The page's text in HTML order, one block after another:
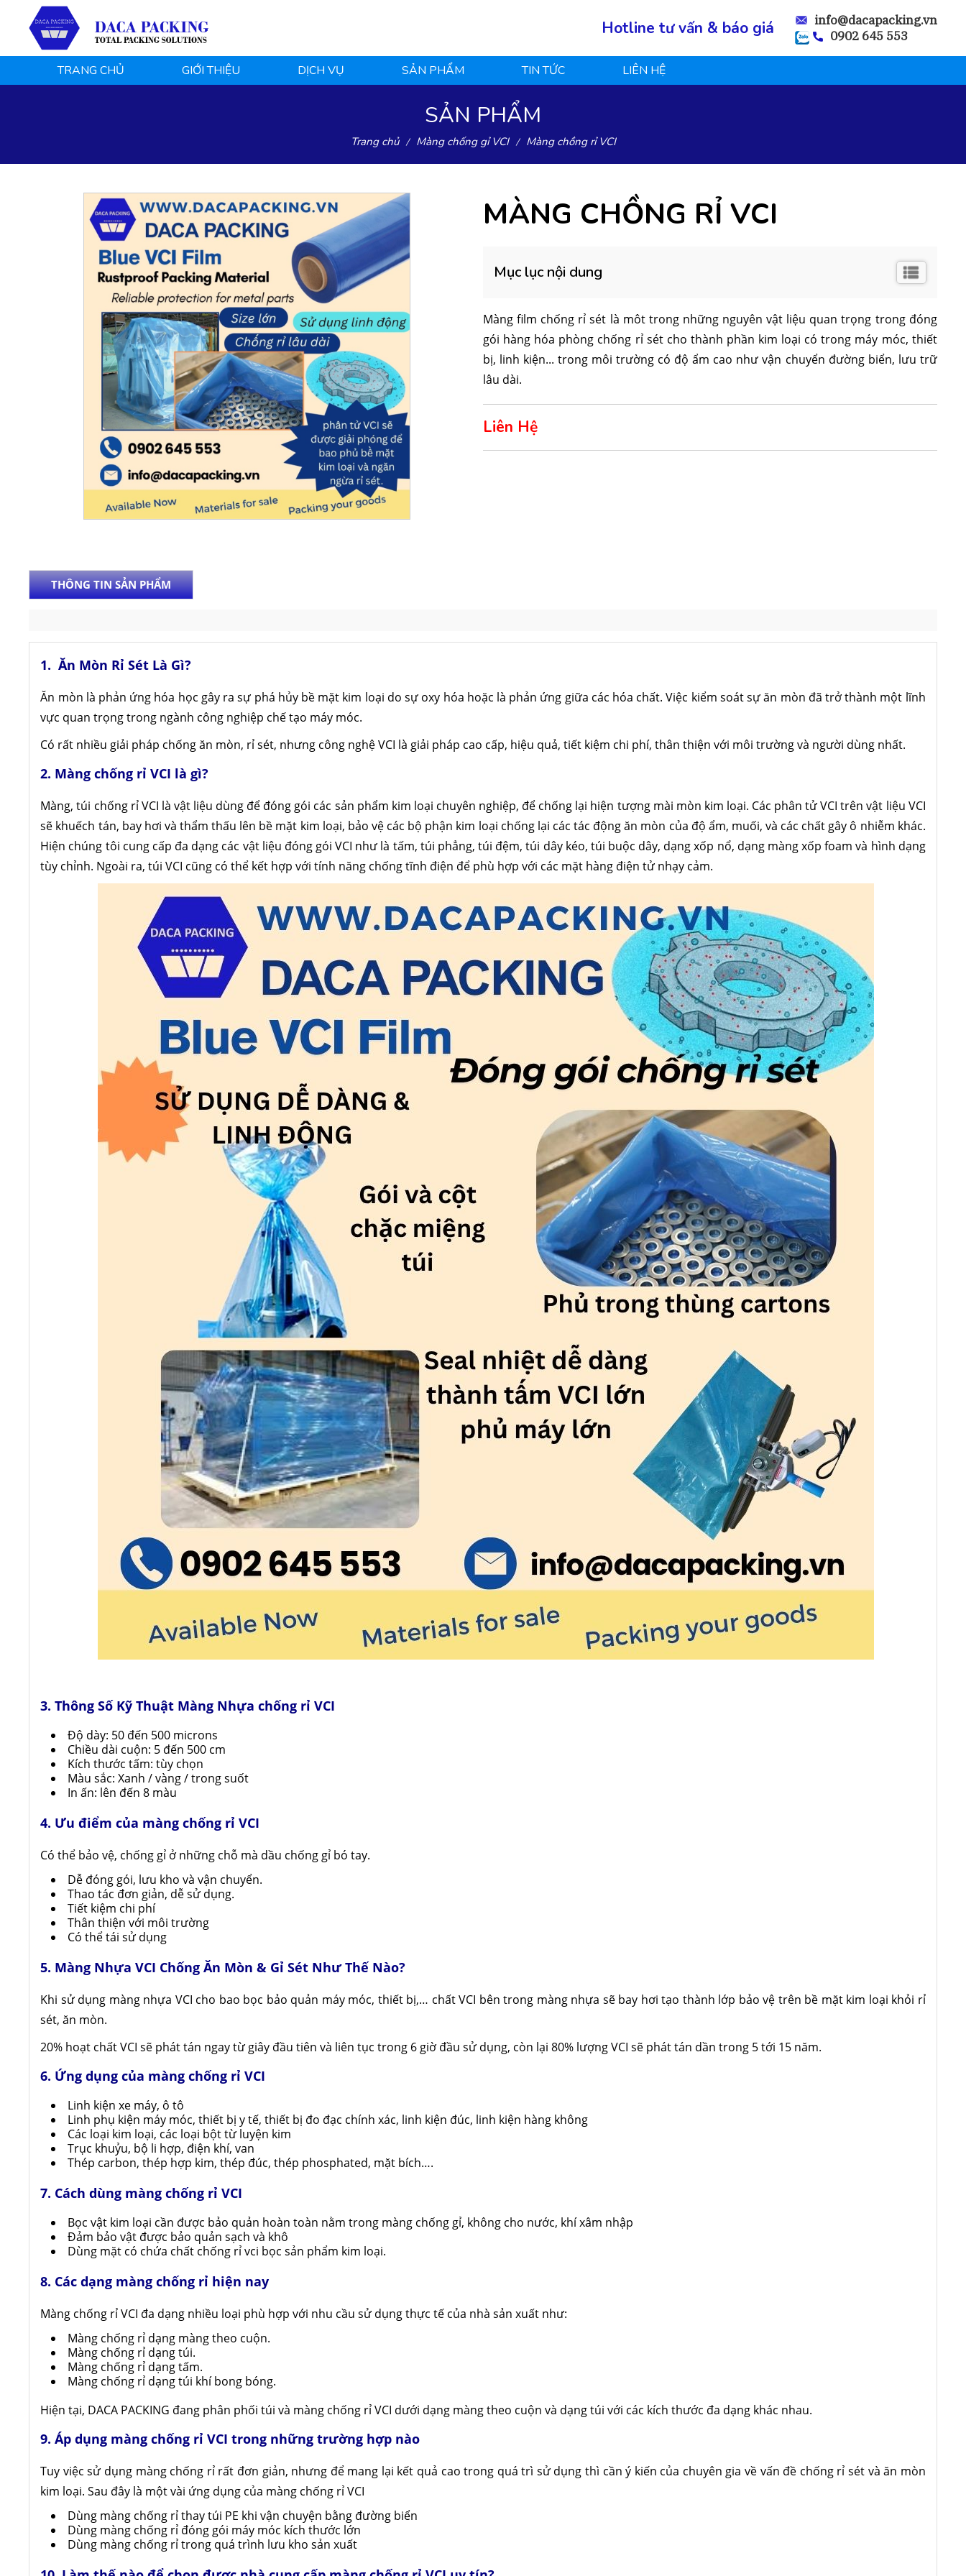
Hotline tư vấn & báo giá
info@dacapacking.vn
0902 645 553
TRANG CHỦ GIỚI THIỆU DỊCH VỤ SẢN PHẨM TIN TỨC LIÊN HỆ
SẢN PHẨM
Trang chủ Màng chống gỉ VCI Màng chồng rỉ VCI
MÀNG CHỒNG RỈ VCI
Mục lục nội dung
Màng film chống rỉ sét là môt trong những nguyên vật liệu quan trọng trong đóng
gói hàng hóa phòng chống rỉ sét cho thành phần kim loại có trong máy móc, thiết
bị, linh kiện... trong môi trường có độ ẩm cao như vận chuyển đường biển, lưu trữ
lâu dài.
Liên Hệ
THÔNG TIN SẢN PHẨM
1. Ăn Mòn Rỉ Sét Là Gì?
Ăn mòn là phản ứng hóa học gây ra sự phá hủy bề mặt kim loại do sự oxy hóa hoặc là phản ứng giữa các hóa chất. Việc kiểm soát sự ăn mòn đã trở thành một lĩnh
vực quan trọng trong ngành công nghiệp chế tạo máy móc.
Có rất nhiều giải pháp chống ăn mòn, rỉ sét, nhưng công nghệ VCI là giải pháp cao cấp, hiệu quả, tiết kiệm chi phí, thân thiện với môi trường và người dùng nhất.
2. Màng chống rỉ VCI là gì?
Màng, túi chống rỉ VCI là vật liệu dùng để đóng gói các sản phẩm kim loại chuyên nghiệp, để chống lại hiện tượng mài mòn kim loại. Các phân tử VCI trên vật liệu VCI
sẽ khuếch tán, bay hơi và thẩm thấu lên bề mặt kim loại, bảo vệ các bộ phận kim loại chống lại các tác động ăn mòn của độ ẩm, muối, và các chất gây ô nhiễm khác.
Hiện chúng tôi cung cấp đa dạng các vật liệu đóng gói VCI như là tấm, túi phẳng, túi đệm, túi dây kéo, túi buộc dây, dạng xốp nổ, dạng màng xốp foam và hình dạng
tùy chỉnh. Ngoài ra, túi VCI cũng có thể kết hợp với tính năng chống tĩnh điện để phù hợp với các mặt hàng điện tử nhạy cảm.
3. Thông Số Kỹ Thuật Màng Nhựa chống rỉ VCI
Độ dày: 50 đến 500 microns
Chiều dài cuộn: 5 đến 500 cm
Kích thước tấm: tùy chọn
Màu sắc: Xanh / vàng / trong suốt
In ấn: lên đến 8 màu
4. Ưu điểm của màng chống rỉ VCI
Có thể bảo vệ, chống gỉ ở những chỗ mà dầu chống gỉ bó tay.
Dễ đóng gói, lưu kho và vận chuyển.
Thao tác đơn giản, dễ sử dụng.
Tiết kiệm chi phí
Thân thiện với môi trường
Có thể tái sử dụng
5. Màng Nhựa VCI Chống Ăn Mòn & Gỉ Sét Như Thế Nào?
Khi sử dụng màng nhựa VCI cho bao bọc bảo quản máy móc, thiết bị,… chất VCI bên trong màng nhựa sẽ bay hơi tạo thành lớp bảo vệ trên bề mặt kim loại khỏi rỉ
sét, ăn mòn.
20% hoạt chất VCI sẽ phát tán ngay từ giây đầu tiên và liên tục trong 6 giờ đầu sử dụng, còn lại 80% lượng VCI sẽ phát tán dần trong 5 tới 15 năm.
6. Ứng dụng của màng chống rỉ VCI
Linh kiện xe máy, ô tô
Linh phụ kiện máy móc, thiết bị y tế, thiết bị đo đạc chính xác, linh kiện đúc, linh kiện hàng không
Các loại kim loại, các loại bột từ luyện kim
Trục khuỷu, bộ li hợp, điện khí, van
Thép carbon, thép hợp kim, thép đúc, thép phosphated, mặt bích….
7. Cách dùng màng chống rỉ VCI
Bọc vật kim loại cần được bảo quản hoàn toàn nằm trong màng chống gỉ, không cho nước, khí xâm nhập
Đảm bảo vật được bảo quản sạch và khô
Dùng mặt có chứa chất chống rỉ vci bọc sản phẩm kim loại.
8. Các dạng màng chống rỉ hiện nay
Màng chống rỉ VCI đa dạng nhiều loại phù hợp với nhu cầu sử dụng thực tế của nhà sản xuất như:
Màng chống rỉ dạng màng theo cuộn.
Màng chống rỉ dạng túi.
Màng chống rỉ dạng tấm.
Màng chống rỉ dạng túi khí bong bóng.
Hiện tại, DACA PACKING đang phân phối túi và màng chống rỉ VCI dưới dạng màng theo cuộn và dạng túi với các kích thước đa dạng khác nhau.
9. Áp dụng màng chống rỉ VCI trong những trường hợp nào
Tuy việc sử dụng màng chống rỉ rất đơn giản, nhưng để mang lại kết quả cao trong quá trì sử dụng thì cần ý kiến của chuyên gia về vấn đề chống rỉ sét và ăn mòn
kim loại. Sau đây là một vài ứng dụng của màng chống rỉ VCI
Dùng màng chống rỉ thay túi PE khi vận chuyện bằng đường biển
Dùng màng chống rỉ đóng gói máy móc kích thước lớn
Dùng màng chống rỉ trong quá trình lưu kho sản xuất